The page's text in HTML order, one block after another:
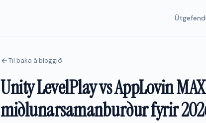
Til baka á bloggið
Unity LevelPlay vs AppLovin
miðlunarsamanburður fyrir